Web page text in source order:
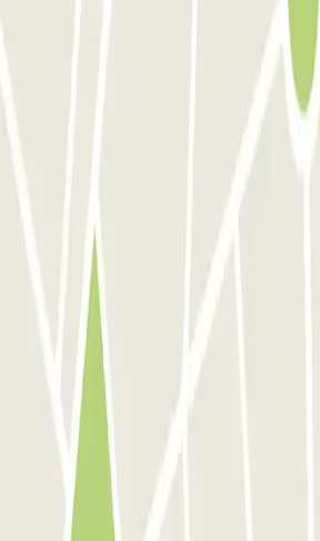
potrebbero interessarti vicino a
Teleport Hotel
di Rotterdam - L'Aia (RTM)
Parcheggio Milano
Terminal 1 Parcheggio Malpensa